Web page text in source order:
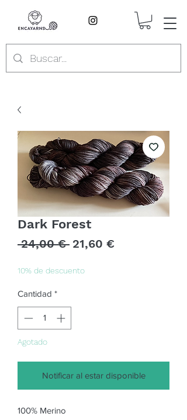
Dark Forest
24,00 € Precio
21,60 €Precio
10% de descuento
Cantidad *
Agotado
Notificar al estar disponible
100% Merino